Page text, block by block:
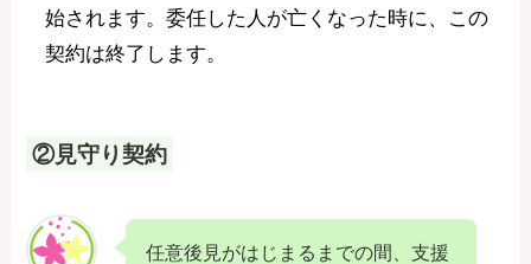
始されます。委任した人が亡くなった時に、この
契約は終了します。
②見守り契約
任意後見がはじまるまでの間、支援